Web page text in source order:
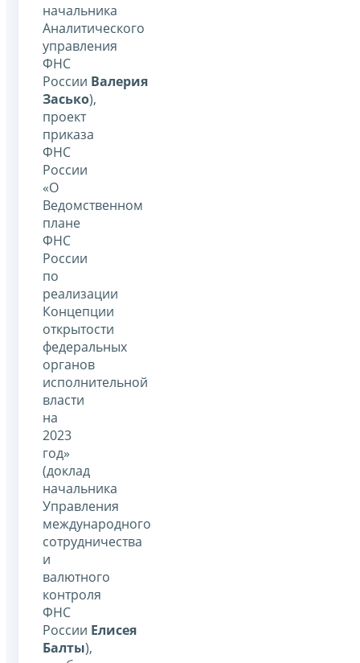
начальника
Аналитического
управления
ФНС
России Валерия
Засько),
проект
приказа
ФНС
России
«О
Ведомственном
плане
ФНС
России
по
реализации
Концепции
открытости
федеральных
органов
исполнительной
власти
на
2023
год»
(доклад
начальника
Управления
международного
сотрудничества
и
валютного
контроля
ФНС
России Елисея
Балты),